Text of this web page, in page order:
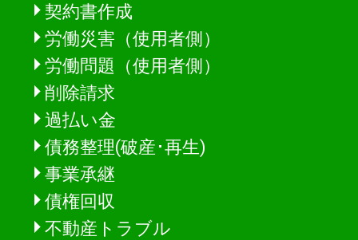
契約書作成
労働災害（使用者側）
労働問題（使用者側）
削除請求
過払い金
債務整理(破産･再生)
事業承継
債権回収
不動産トラブル